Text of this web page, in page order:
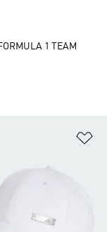
1 TEAM